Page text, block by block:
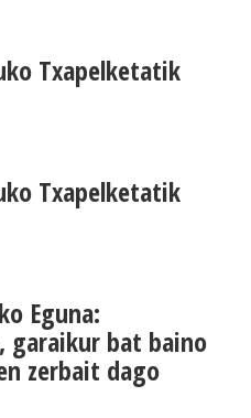
Txapelketatik
Txapelketatik
Eguna:
garaikur bat baino
zerbait dago